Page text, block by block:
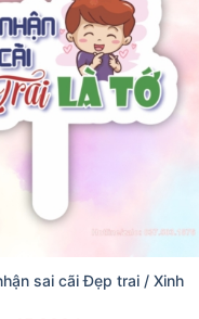
sai cãi Đẹp trai / Xinh